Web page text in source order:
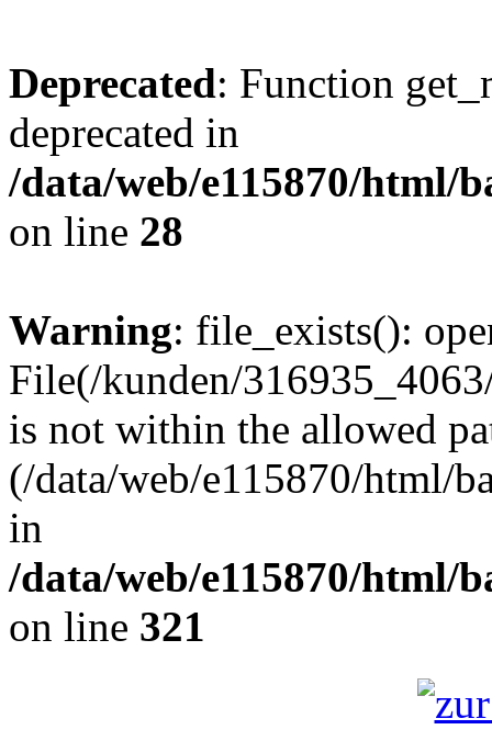
Deprecated: Function
deprecated in
/data/web/e115870/html/
on line 28
Warning: file_exists():
File(/kunden/
is not within the allowed
(/data/web/e115870/html/
in
/data/web/e115870/html/
on line 321